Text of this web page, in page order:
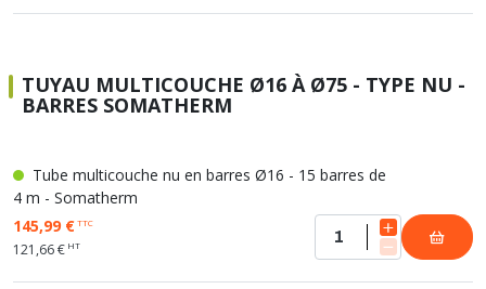
TUYAU MULTICOUCHE Ø16 À Ø75 - TYPE NU -
BARRES SOMATHERM
Tube multicouche nu en barres Ø16 - 15 barres de
4 m - Somatherm
145,99 €TTC
121,66 € HT